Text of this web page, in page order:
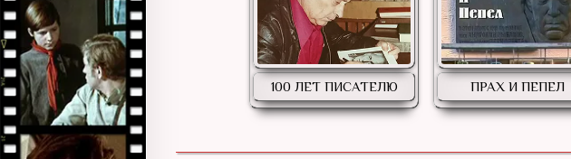
100 ЛЕТ ПИСАТЕЛЮ ПРАХ И ПЕПЕЛ